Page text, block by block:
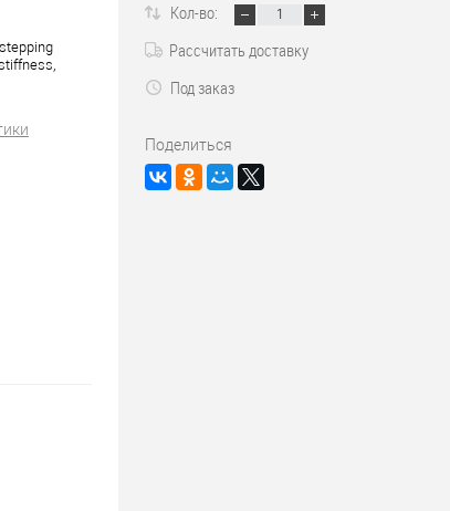
Кол-во:
Рассчитать доставку
Под заказ
Поделиться